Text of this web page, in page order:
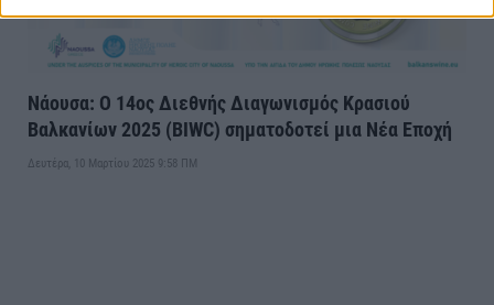
Νάουσα: Ο 14ος Διεθνής Διαγωνισμός Κρασιού
Βαλκανίων 2025 (BIWC) σηματοδοτεί μια Νέα Εποχή
Δευτέρα, 10 Μαρτίου 2025 9:58 ΠΜ